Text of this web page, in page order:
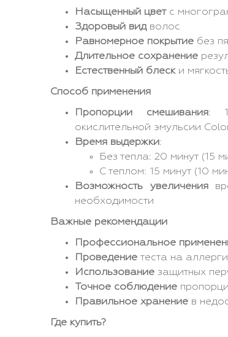
Насыщенный цветс
Здоровый видволос
Равномерное покрытие без
Длительное сохранение
Естественный блески
Способ применения
Пропорции смешивания: 1
окислительной эмульсии
Время выдержки:
Без тепла: 20 минут (15
С теплом: 15 минут (10
Возможность увеличения
необходимости
Важные рекомендации
Профессиональное
Проведение теста на
Использование защитных
Точное соблюдение
Правильное хранение в
Где купить?